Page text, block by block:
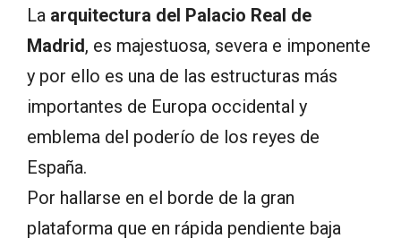
La arquitectura del Palacio Real de
Madrid, es majestuosa, severa e imponente
y por ello es una de las estructuras más
importantes de Europa occidental y
emblema del poderío de los reyes de
España.
Por hallarse en el borde de la gran
plataforma que en rápida pendiente baja